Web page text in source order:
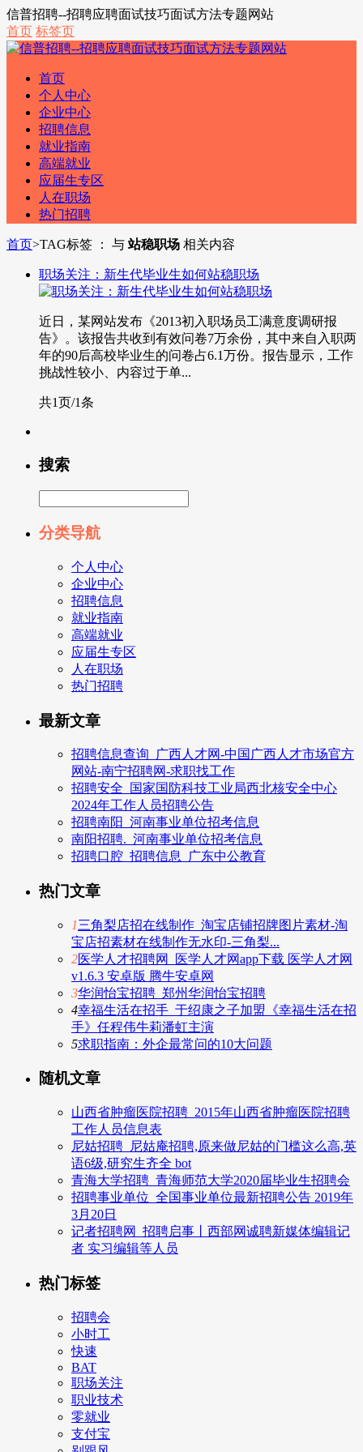
信普招聘--招聘应聘面试技巧面试方法专题网站
首页 标签页
首页
个人中心
企业中心
招聘信息
就业指南
高端就业
应届生专区
人在职场
热门招聘
首页>TAG标签 ： 与站稳职场 相关内容
职场关注：新生代毕业生如何站稳职场
近日，某网站发布《2013初入职场员工满意度调研报
告》。该报告共收到有效问卷7万余份，其中来自入职两
年的90后高校毕业生的问卷占6.1万份。报告显示，工作
挑战性较小、内容过于单...
共1页/1条
搜索
分类导航
个人中心
企业中心
招聘信息
就业指南
高端就业
应届生专区
人在职场
热门招聘
最新文章
招聘信息查询_广西人才网-中国广西人才市场官方
网站-南宁招聘网-求职找工作
招聘安全_国家国防科技工业局西北核安全中心
2024年工作人员招聘公告
招聘南阳_河南事业单位招考信息
南阳招聘._河南事业单位招考信息
招聘口腔_招聘信息_广东中公教育
热门文章
1三角梨店招在线制作_淘宝店铺招牌图片素材-淘
宝店招素材在线制作无水印-三角梨...
2医学人才招聘网_医学人才网app下载 医学人才网
v1.6.3 安卓版 腾牛安卓网
3华润怡宝招聘_郑州华润怡宝招聘
4幸福生活在招手_于绍康之子加盟《幸福生活在招
手》任程伟牛莉潘虹主演
5求职指南：外企最常问的10大问题
随机文章
山西省肿瘤医院招聘_2015年山西省肿瘤医院招聘
工作人员信息表
尼姑招聘_尼姑庵招聘,原来做尼姑的门槛这么高,英
语6级,研究生齐全 bot
青海大学招聘_青海师范大学2020届毕业生招聘会
招聘事业单位_全国事业单位最新招聘公告 2019年
3月20日
记者招聘网_招聘启事丨西部网诚聘新媒体编辑记
者 实习编辑等人员
热门标签
招聘会
小时工
快速
BAT
职场关注
职业技术
零就业
支付宝